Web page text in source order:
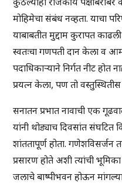
मोहिमेचा संबंध नव्हता. याचा
याबाबतीत मुद्दाम कुरापत
स्वतःचा गणपती दान केला व
पदाधिकाऱ्याने निर्गत नीट
प्रयत्न केला, पण तो
सनातन प्रभात नावाची एक
यांनी थोड्याच दिवसांत संघटित
शांततापूर्ण होता. गणेशविसर्जन
प्रसारण होते अशी त्यांची
जलाचे बाष्पीभवन होऊन